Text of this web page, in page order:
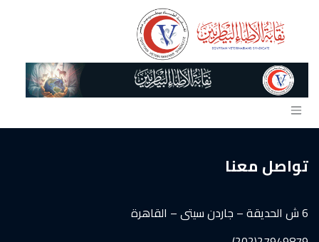
تواصل معنا
6 ش الحديقة – جاردن سيتى – القاهرة